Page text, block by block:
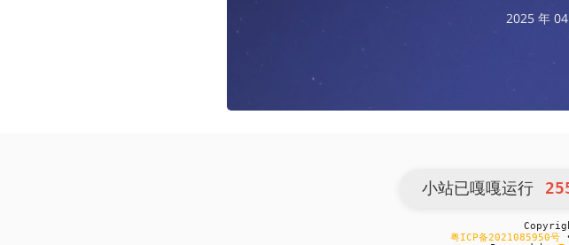
2025 年
小站已嘎嘎运行
粤ICP备2021085950号